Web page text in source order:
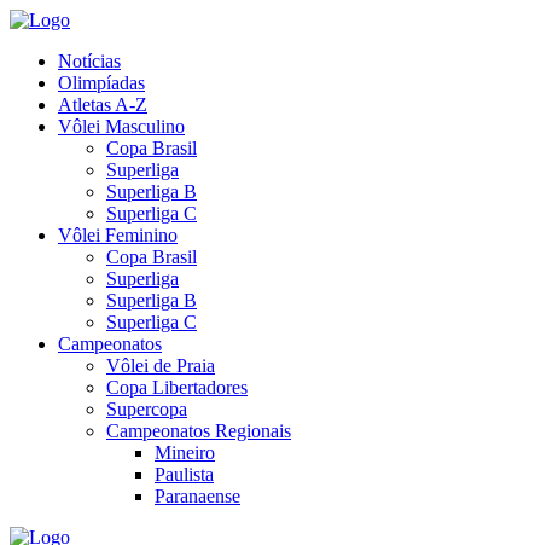
Notícias
Olimpíadas
Atletas A-Z
Vôlei Masculino
Copa Brasil
Superliga
Superliga B
Superliga C
Vôlei Feminino
Copa Brasil
Superliga
Superliga B
Superliga C
Campeonatos
Vôlei de Praia
Copa Libertadores
Supercopa
Campeonatos Regionais
Mineiro
Paulista
Paranaense